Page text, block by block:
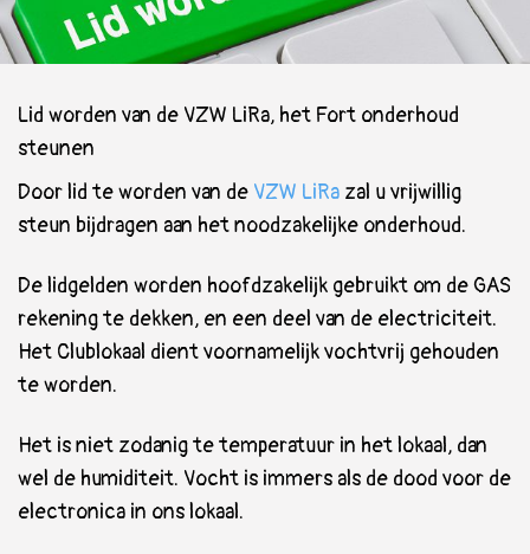
Lid worden van de VZW LiRa, het Fort onderhoud
steunen
Door lid te worden van de VZW LiRa zal u vrijwillig
steun bijdragen aan het noodzakelijke onderhoud.
De lidgelden worden hoofdzakelijk gebruikt om de GAS
rekening te dekken, en een deel van de electriciteit.
Het Clublokaal dient voornamelijk vochtvrij gehouden
te worden.
Het is niet zodanig te temperatuur in het lokaal, dan
wel de humiditeit. Vocht is immers als de dood voor de
electronica in ons lokaal.